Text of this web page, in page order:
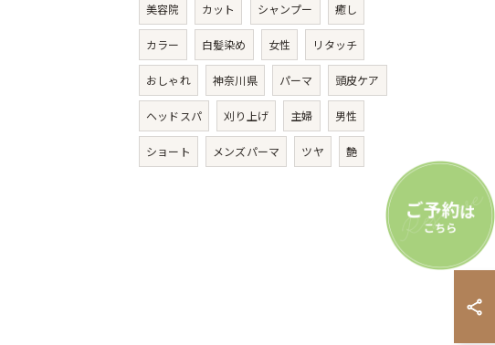
美容院 カット シャンプー 癒し
カラー 白髪染め 女性 リタッチ
おしゃれ 神奈川県 パーマ 頭皮ケア
ヘッドスパ 刈り上げ 主婦 男性
ショート メンズパーマ ツヤ 艶